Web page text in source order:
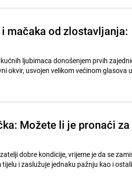
mačaka od zlostavljanja:
ljubimaca donošenjem prvih
okvir, usvojen velikom većinom glasova u
Možete li je pronaći za
dobre kondicije, vrijeme je da se
i zaslužuje jednaku pažnju kao i